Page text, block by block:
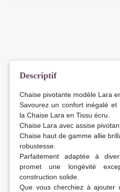
Descriptif
Chaise pivotante modèle Lara
Savourez un confort inégalé et
la Chaise Lara en Tissu écru.
Chaise Lara avec assise
Chaise haut de gamme allie
robustesse.
Parfaitement adaptée à
promet une longévité
construction solide.
Que vous cherchiez à